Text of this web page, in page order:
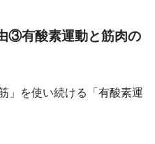
③有酸素運動と筋肉の
」を使い続ける「有酸素運